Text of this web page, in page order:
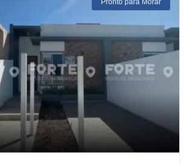
Pronto para Morar